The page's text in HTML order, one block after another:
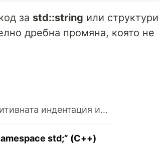
за std::string или структури
дребна промяна, която не
CODE TIPS #1 — Контра-интуитивната индентация и скобите в LISP
std;” (C++)